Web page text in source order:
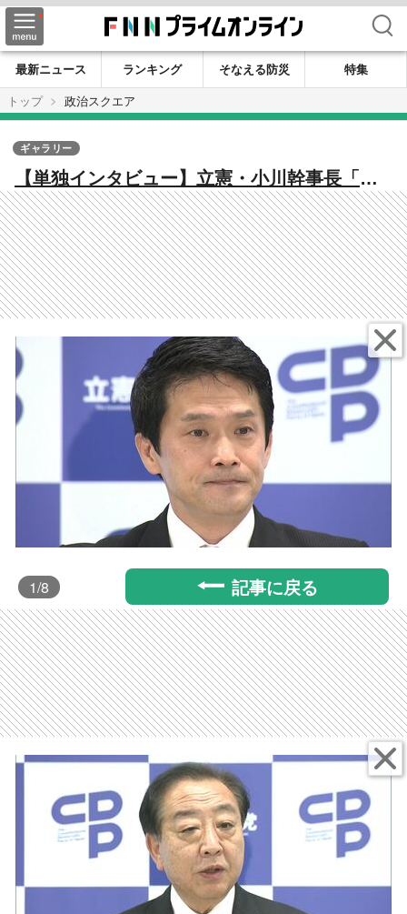
検索
最新ニュース ランキング そなえる防災
特集
トップ
政治スクエア
【単独インタビュー】立憲・小川幹事長「戦
闘能力上げていく」 “消費減税法案”共同提
出の可能性は？独自路線の国民・榛葉氏に
「連結」呼びかけ
ギャラリー
1/8 記事に戻る